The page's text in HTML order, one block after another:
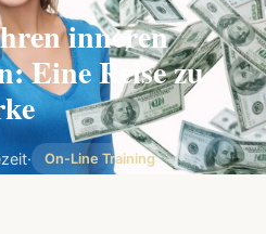
inneren
Eine Reise zu
· On-Line Training